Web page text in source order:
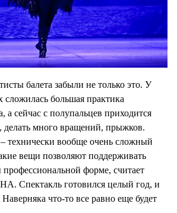
балета забыли не только это. У
сложилась большая практика
а сейчас с полупальцев приходится
делать много вращений, прыжков.
технически вообще очень сложный
вещи позволяют поддерживать
профессиональной форме, считает
Спектакль готовился целый год, и
Наверняка что-то все равно еще будет